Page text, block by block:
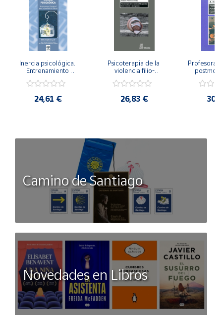
Inercia psicológica.
Entrenamiento
Igualdad de Género.
24,61 €
Psicoterapia de la
violencia filio-
secreto y la
26,83 €
Camino de Santiago
Novedades en Libros